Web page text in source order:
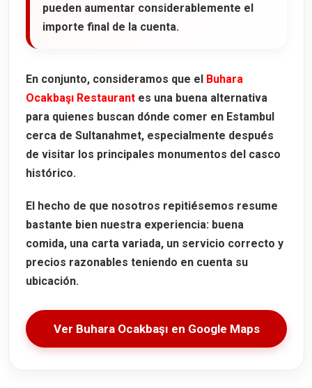
pueden aumentar considerablemente el
importe final de la cuenta.
En conjunto, consideramos que el Buhara
Ocakbaşı Restaurant es una buena alternativa
para quienes buscan dónde comer en Estambul
cerca de Sultanahmet, especialmente después
de visitar los principales monumentos del casco
histórico.
El hecho de que nosotros repitiésemos resume
bastante bien nuestra experiencia: buena
comida, una carta variada, un servicio correcto y
precios razonables teniendo en cuenta su
ubicación.
Ver Buhara Ocakbaşı en Google Maps